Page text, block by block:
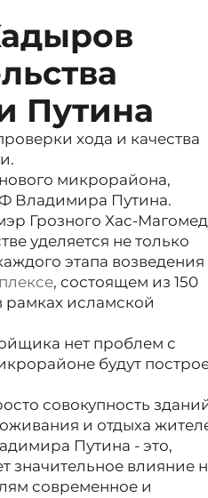
Путина
хода и качества
микрорайона,
Владимира Путина.
Грозного Хас-Магомед
уделяется не только
этапа возведения
, состоящем из 150
рамках исламской
нет проблем с
будут
совокупность
и отдыха
Путина - это,
значительное влияние
современное и